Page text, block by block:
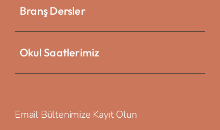
Branş Dersler
Okul Saatlerimiz
Email Bültenimize Kayıt Olun